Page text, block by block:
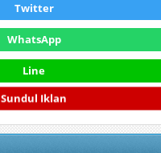
Twitter
WhatsApp
Line
Sundul Iklan